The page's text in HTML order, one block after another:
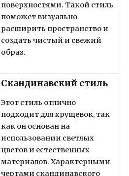
поверхностями. Такой стиль
поможет визуально
расширить пространство и
создать чистый и свежий
образ.
Скандинавский стиль
Этот стиль отлично
подходит для хрущевок, так
как он основан на
использовании светлых
цветов и естественных
материалов. Характерными
чертами скандинавского